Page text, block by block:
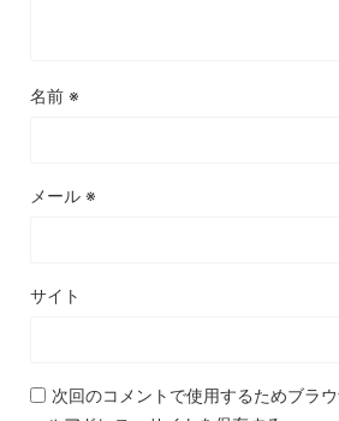
名前 ※
メール ※
サイト
次回のコメントで使用するためブラ